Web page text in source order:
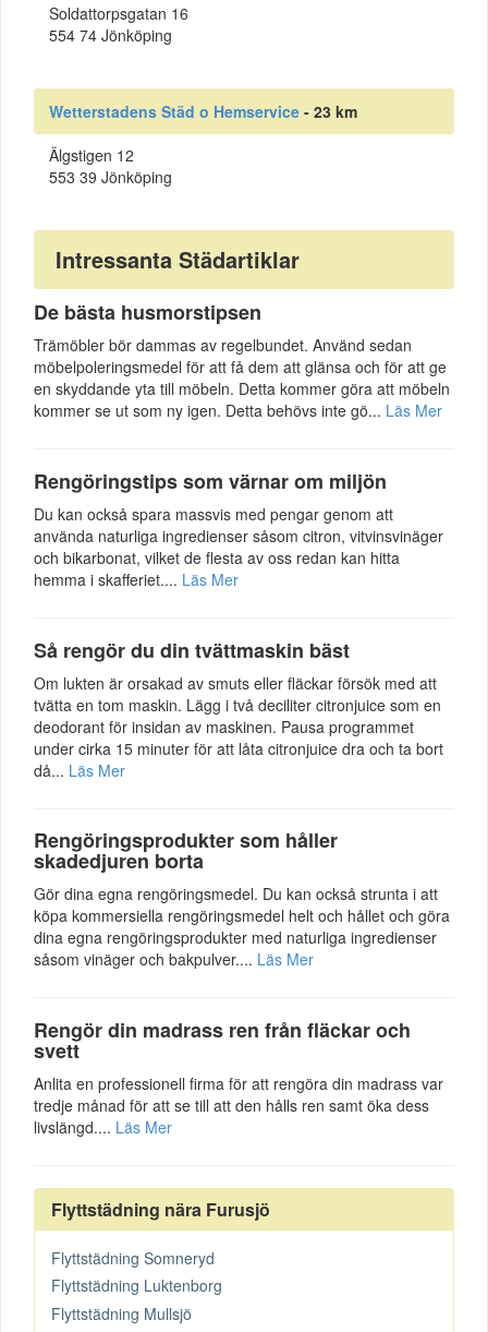
Soldattorpsgatan 16
554 74 Jönköping
Wetterstadens Städ o Hemservice - 23 km
Älgstigen 12
553 39 Jönköping
Intressanta Städartiklar
De bästa husmorstipsen
Trämöbler bör dammas av regelbundet. Använd sedan
möbelpoleringsmedel för att få dem att glänsa och för att ge
en skyddande yta till möbeln. Detta kommer göra att möbeln
kommer se ut som ny igen. Detta behövs inte gö... Läs Mer
Rengöringstips som värnar om miljön
Du kan också spara massvis med pengar genom att
använda naturliga ingredienser såsom citron, vitvinsvinäger
och bikarbonat, vilket de flesta av oss redan kan hitta
hemma i skafferiet.... Läs Mer
Så rengör du din tvättmaskin bäst
Om lukten är orsakad av smuts eller fläckar försök med att
tvätta en tom maskin. Lägg i två deciliter citronjuice som en
deodorant för insidan av maskinen. Pausa programmet
under cirka 15 minuter för att låta citronjuice dra och ta bort
då... Läs Mer
Rengöringsprodukter som håller
skadedjuren borta
Gör dina egna rengöringsmedel. Du kan också strunta i att
köpa kommersiella rengöringsmedel helt och hållet och göra
dina egna rengöringsprodukter med naturliga ingredienser
såsom vinäger och bakpulver.... Läs Mer
Rengör din madrass ren från fläckar och
svett
Anlita en professionell firma för att rengöra din madrass var
tredje månad för att se till att den hålls ren samt öka dess
livslängd.... Läs Mer
Flyttstädning nära Furusjö
Flyttstädning Somneryd
Flyttstädning Luktenborg
Flyttstädning Mullsjö